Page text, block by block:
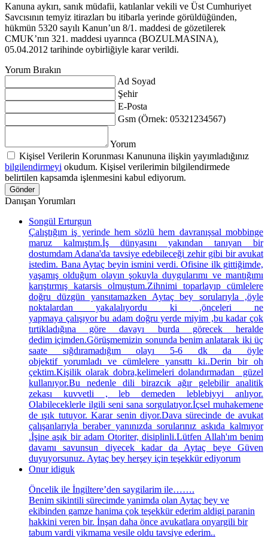
Kanuna aykırı, sanık müdafii, katılanlar vekili ve Üst Cumhuriyet
Sav­cısının temyiz itirazları bu itibarla yerinde görüldüğünden,
hükmün 5320 sayılı Kanun’un 8/1. maddesi de gözetilerek
CMUK’nın 321. maddesi uyarınca (BOZULMASINA),
05.04.2012 tarihinde oybirliğiyle karar verildi.
Yorum Bırakın
Ad Soyad
Şehir
E-Posta
Gsm (Örnek: 05321234567)
Yorum
Kişisel Verilerin Korunması Kanununa ilişkin yayımladığınız
bilgilendirmeyi okudum. Kişisel verilerimin bilgilendirmede
belirtilen kapsamda işlenmesini kabul ediyorum.
Gönder
Danışan Yorumları
Songül Erturgun
Çalıştığım iş yerinde hem sözlü hem davranışsal mobbinge
maruz kalmıştım.İş dünyasını yakından tanıyan bir
dostumdam Adana'da tavsiye edebileceği zehir gibi bir avukat
istedim. Bana Aytaç beyin ismini verdi. Ofisine ilk gittiğimde,
yaşamış olduğum olayın şokuyla duygularımı ve mantığımı
karıştırmış katarsis olmuştum.Zihnimi toparlayıp cümlelere
doğru düzgün yansıtamazken Aytaç bey sorularıyla ,öyle
noktalardan yakalalıyordu ki ,önceleri ne
yapmaya çalışıyor bu adam doğru yerde miyim ,bu kadar çok
tırtikladığına göre davayı burda görecek heralde
dedim içimden.Görüşmemizin sonunda benim anlatarak iki üç
saate sığdıramadığım olayı 5-6 dk da öyle
objektif yorumladı ve cümlelere yansıttı ki..Derin bir oh
çektim.Kişilik olarak dobra,kelimeleri dolandırmadan güzel
kullanıyor.Bu nedenle dili birazcık ağır gelebilir analitik
zekası kuvvetli , leb demeden leblebiyyi anlıyor.
Olabileceklerle ilgili seni sana sorgulatıyor.İçsel muhakemene
de ışık tutuyor. Karar senin diyor.Dava sürecinde de avukat
çalışanlarıyla beraber yanınızda sorularınız askıda kalmıyor
.İşine aşık bir adam Otoriter, disiplinli.Lütfen Allah'ım benim
davamı savunsun diyecek kadar da Aytaç beye Güven
duyuyorsunuz. Aytaç bey herşey için teşekkür ediyorum
Onur idiguk
Öncelik ile İngiltere’den saygilarim ile…….
Benim sikintili sürecimde yanimda olan Aytaç bey ve
ekibinden gamze hanima çok teşekkür ederim aldigi paranin
hakkini veren bir. İnşan daha önce avukatlara onyargili bir
tabum vardi yikmama vesile oldu tavsiye ederim..